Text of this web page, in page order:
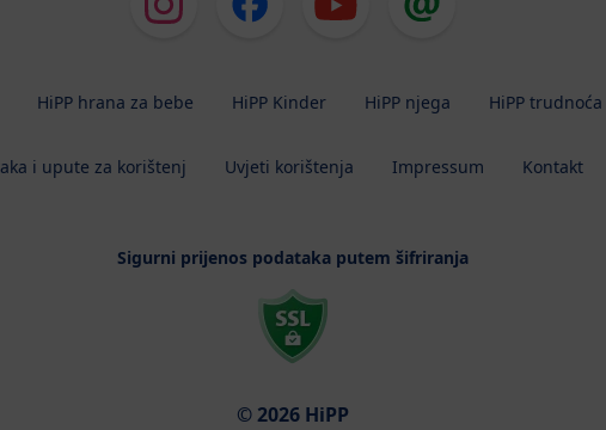
HiPP hrana za bebe HiPP Kinder HiPP njega HiPP trudnoća
i upute za korištenj Uvjeti korištenja Impressum Kontakt
Sigurni prijenos podataka putem šifriranja
© 2026 HiPP